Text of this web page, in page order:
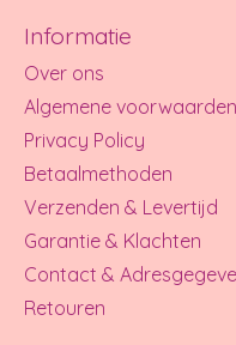
Informatie
Over ons
Algemene voorwaarden
Privacy Policy
Betaalmethoden
Verzenden & Levertijd
Garantie & Klachten
Contact &
Retouren